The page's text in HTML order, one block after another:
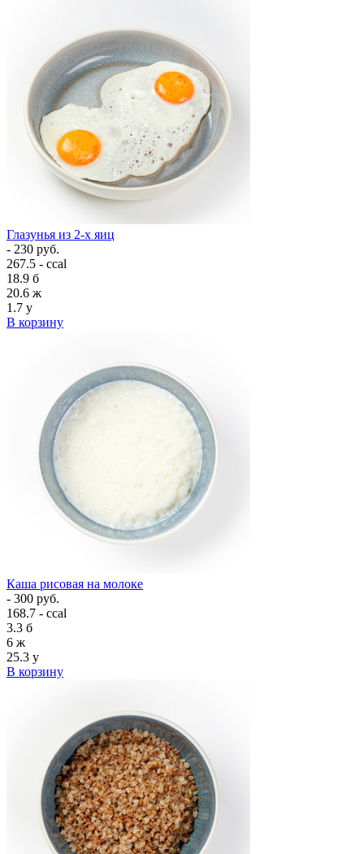
Глазунья из 2-х яиц
- 230 руб.
267.5 - ccal
18.9 б
20.6 ж
1.7 у
В корзину
Каша рисовая на молоке
- 300 руб.
168.7 - ccal
3.3 б
6 ж
25.3 у
В корзину